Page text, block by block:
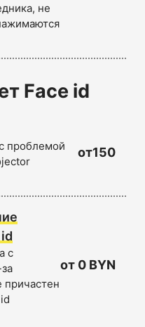
не
Face id
проблемой
от150
с
причастен
от 0 BYN